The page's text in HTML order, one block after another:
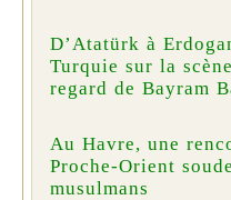
D’Atatürk à
Turquie sur la
regard de Bayram
Au Havre, une
Proche-Orient
musulmans